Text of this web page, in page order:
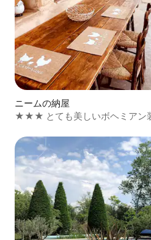
ニームの納屋
★★★ とても美しいボヘミアン